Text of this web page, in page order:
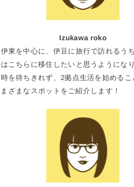
Izukawa roko
伊東を中心に、伊豆に旅行で訪れるう
はこちらに移住したいと思うようにな
時を待ちきれず、2拠点生活を始めるこ
まざまなスポットをご紹介します！